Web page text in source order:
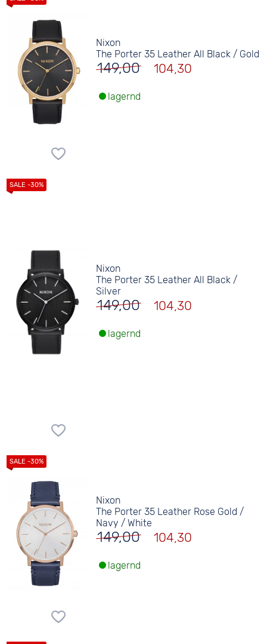
Nixon
The Porter 35 Leather All Black / Gold
149,00 104,30
lagernd
Nixon
The Porter 35 Leather All Black /
Silver
149,00 104,30
lagernd
Nixon
The Porter 35 Leather Rose Gold /
Navy / White
149,00 104,30
lagernd